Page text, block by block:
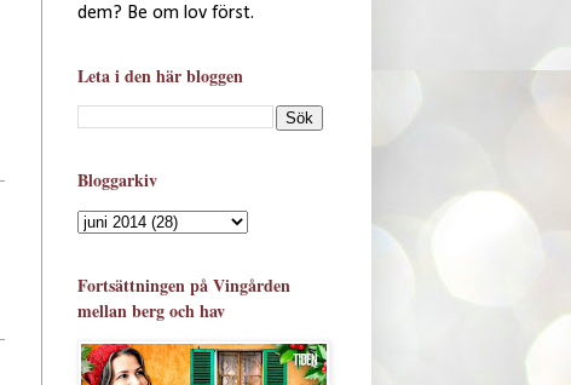
dem? Be om lov först.
Leta i den här bloggen
Bloggarkiv
Fortsättningen på Vingården
mellan berg och hav